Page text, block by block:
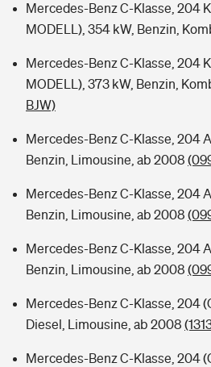
Mercedes-Benz C-Klasse, 204
MODELL), 354 kW, Benzin,
Mercedes-Benz C-Klasse, 204
MODELL), 373 kW, Benzin,
BJW)
Mercedes-Benz C-Klasse, 204
Benzin, Limousine, ab 2008
Mercedes-Benz C-Klasse, 204
Benzin, Limousine, ab 2008
Mercedes-Benz C-Klasse, 204
Benzin, Limousine, ab 2008
Mercedes-Benz C-Klasse, 204
Diesel, Limousine, ab 2008
Mercedes-Benz C-Klasse, 204